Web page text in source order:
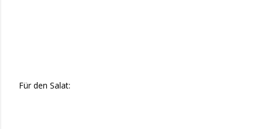
Für den Salat: